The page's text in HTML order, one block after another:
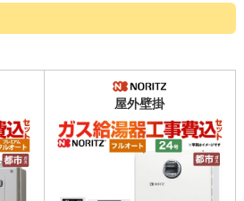
屋外壁掛